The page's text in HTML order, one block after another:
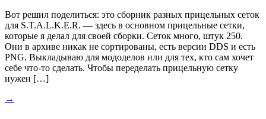
Вот решил поделиться: это сборник разных прицельных сеток
для S.T.A.L.K.E.R. — здесь в основном прицельные сетки,
которые я делал для своей сборки. Сеток много, штук 250.
Они в архиве никак не сортированы, есть версии DDS и есть
PNG. Выкладываю для мододелов или для тех, кто сам хочет
себе что-то сделать. Чтобы переделать прицельную сетку
нужен […]
→